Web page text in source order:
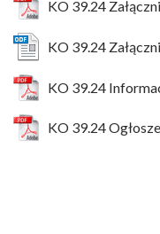
KO 39.24
KO 39.24
KO 39.24
KO 39.24